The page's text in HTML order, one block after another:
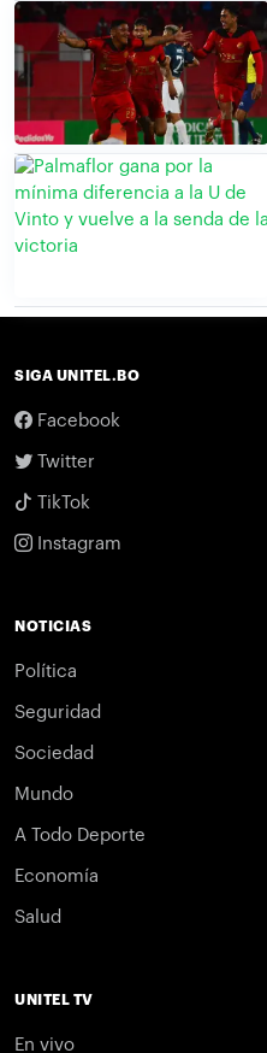
SIGA UNITEL.BO
Facebook
Twitter
TikTok
Instagram
NOTICIAS
Política
Seguridad
Sociedad
Mundo
A Todo Deporte
Economía
Salud
UNITEL TV
En vivo